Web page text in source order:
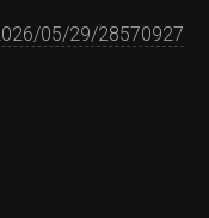
05/29/28570927